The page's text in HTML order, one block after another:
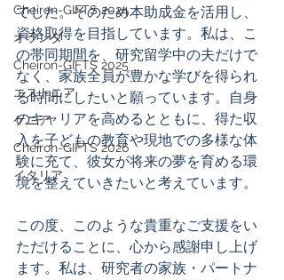
Cheiron-GIFTS 2024
オランダ
Cheiron-GIFTS 2025
エストニア
ケニア
Cheiron-GIFTS 2026
イタリア
でした。そのため本助成金を活用し、
資格取得を目指しています。私は、こ
の帯同期間を、研究留学中の夫だけで
なく、家族全員が豊かな学びを得られ
る時間にしたいと願っています。自身
のキャリアを高めるとともに、得た収
入を子どもの教育や現地での多様な体
験に充て、彼女が将来の夢を育める環
境を整えていきたいと考えています。
この度、このような貴重なご支援をい
ただけることに、心から感謝申し上げ
ます。私は、研究者の家族・パートナ